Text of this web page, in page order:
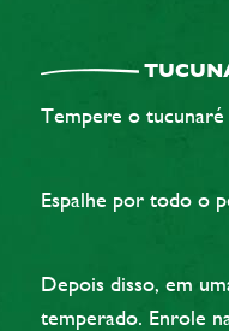
Tempere o tucunaré
Espalhe por todo o
Depois disso, em
temperado. Enrole